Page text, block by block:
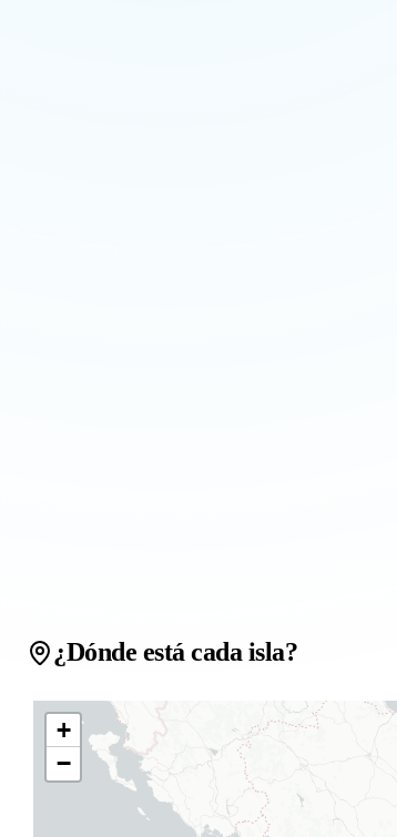
¿Dónde está cada isla?
+
−